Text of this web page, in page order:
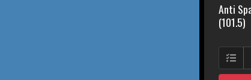
Anti
(101.5)